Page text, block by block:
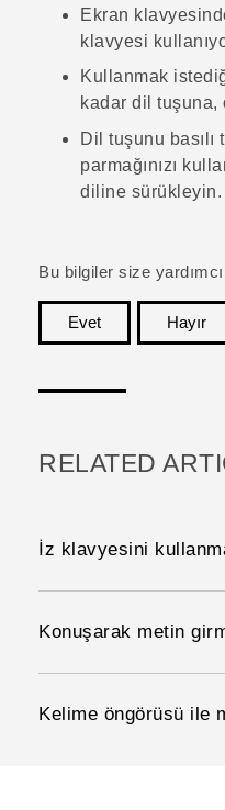
Ekran
klavyesi
Kullanmak
kadar dil tuşuna,
Dil tuşunu
parmağınızı
diline sürükleyin.
Bu bilgiler size
Evet
Hayır
RELATED
İz klavyesini
Konuşarak metin
Kelime öngörüsü ile